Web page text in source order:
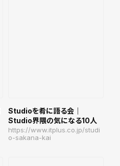
Studioを肴に語る会｜
Studio界隈の気になる10人
https://www.itplus.co.jp/studi
o-sakana-kai